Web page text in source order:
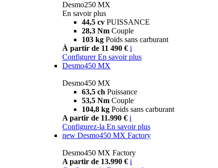
Desmo250 MX
En savoir plus
44,5 cv PUISSANCE
28,3 Nm Couple
103 kg Poids sans carburant
À partir de 11 490 € i
Configurer En savoir plus
Desmo450 MX
Desmo450 MX
63,5 ch Puissance
53,5 Nm Couple
104,8 kg Poids sans carburant
A partir de 11.990 € i
Configurez-la En savoir plus
new Desmo450 MX Factory
Desmo450 MX Factory
A partir de 13.990 € i